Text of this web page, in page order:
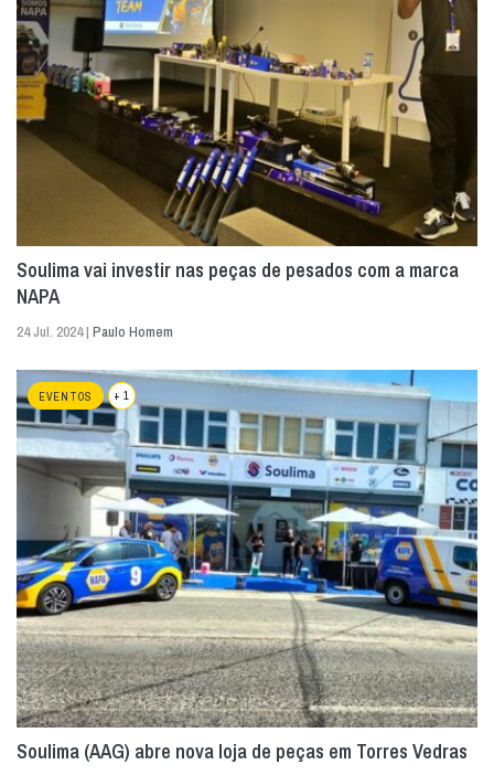
Soulima vai investir nas peças de pesados com a marca
NAPA
24 Jul. 2024 | Paulo Homem
EVENTOS + 1
Soulima (AAG) abre nova loja de peças em Torres Vedras